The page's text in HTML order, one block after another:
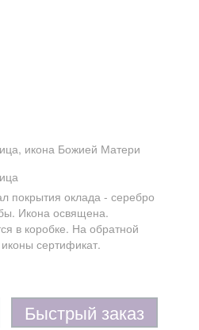
икона Божией Матери
покрытия оклада - серебро
Икона освящена.
в коробке. На обратной
сертификат.
Быстрый заказ